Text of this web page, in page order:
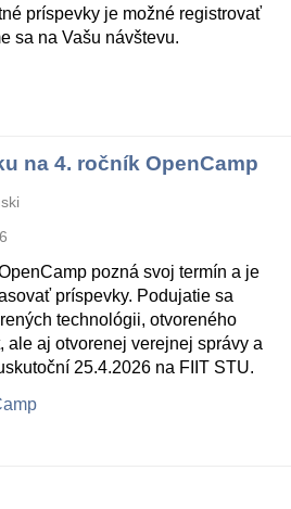
príspevky je možné registrovať
sa na Vašu návštevu.
na 4. ročník OpenCamp
pozná svoj termín a je
príspevky. Podujatie sa
technológii, otvoreného
ale aj otvorenej verejnej správy a
25.4.2026 na FIIT STU.